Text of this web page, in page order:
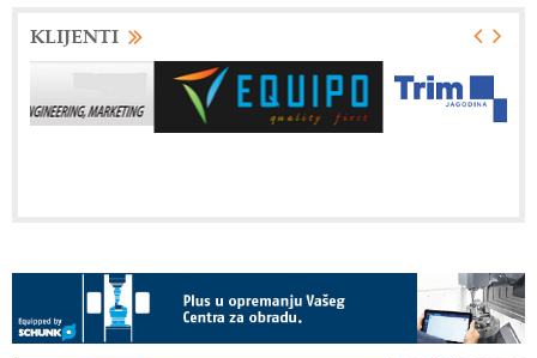
KLIJENTI